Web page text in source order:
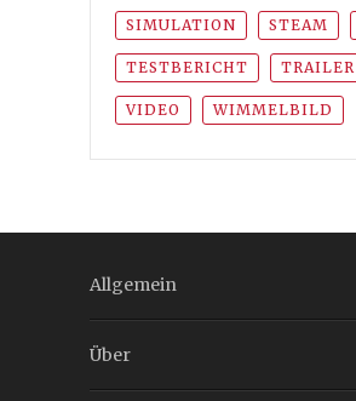
SIMULATION STEAM
TESTBERICHT TRAILER
VIDEO WIMMELBILD
Allgemein
Über